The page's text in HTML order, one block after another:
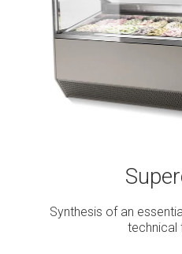
Synthesis of an
technical